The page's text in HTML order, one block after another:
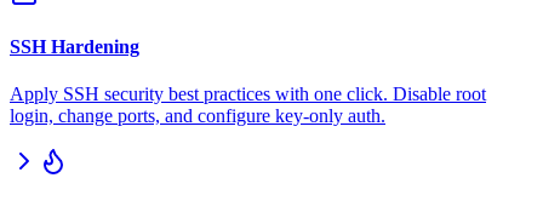
SSH Hardening
Apply SSH security best practices with one click. Disable root
login, change ports, and configure key-only auth.